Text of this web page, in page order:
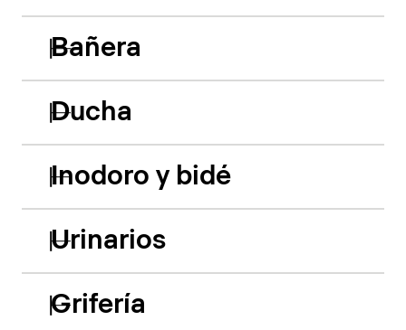
Bañera
Ducha
Inodoro y bidé
Urinarios
Grifería